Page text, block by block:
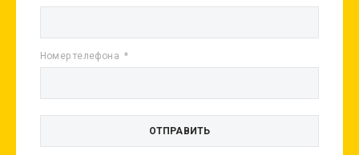
Номер телефона